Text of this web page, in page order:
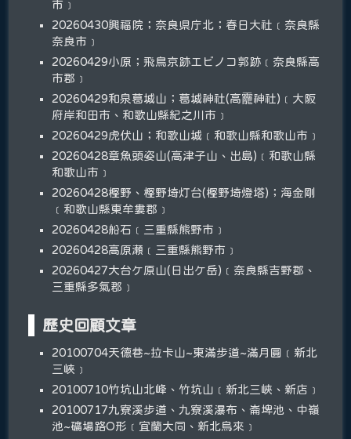
市﹞
20260430興福院；奈良県庁北；春日大社﹝奈良縣
奈良市﹞
20260429小原；飛鳥京跡エビノコ郭跡﹝奈良縣高
市郡﹞
20260429和泉葛城山；葛城神社(高龗神社)﹝大阪
府岸和田市、和歌山縣紀之川市﹞
20260429虎伏山；和歌山城﹝和歌山縣和歌山市﹞
20260428章魚頭姿山(高津子山、出島)﹝和歌山縣
和歌山市﹞
20260428樫野、樫野埼灯台(樫野埼燈塔)；海金剛
﹝和歌山縣東牟婁郡﹞
20260428船石﹝三重縣熊野市﹞
20260428高原瀬﹝三重縣熊野市﹞
20260427大台ケ原山(日出ケ岳)﹝奈良縣吉野郡、
三重縣多氣郡﹞
歷史回顧文章
20100704天德巷~拉卡山~東滿步道~滿月圓﹝新北
三峽﹞
20100710竹坑山北峰、竹坑山﹝新北三峽、新店﹞
20100717九寮溪步道、九寮溪瀑布、崙埤池、中嶺
池~礦場路O形﹝宜蘭大同、新北烏來﹞